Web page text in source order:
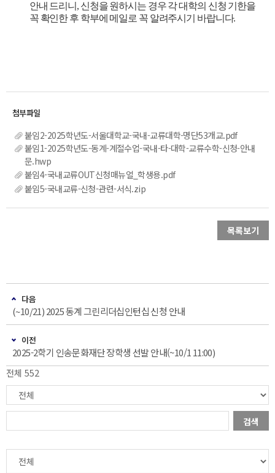
안내 드리니, 신청을 원하시는 경우 각 대학의 신청 기한을
꼭 확인한 후 학부에 메일로 꼭 알려주시기 바랍니다.
붙임2-2025학년도-서울대학교-국내-교류대학-명단53개교.pdf
붙임1-2025학년도-동계-계절수업-국내-타-대학-교류수학-신청-안내
문.hwp
붙임4-국내교류OUT신청매뉴얼_학생용.pdf
붙임5-국내교류-신청-관련-서식.zip
목록보기
다음
(~10/21) 2025 동계 그린리더십인턴십 신청 안내
이전
2025-2학기 인송문화재단 장학생 선발 안내(~10/1 11:00)
전체 552
검색